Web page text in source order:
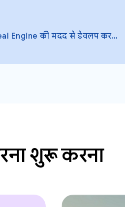
Engine की मदद से डेवलप करना
शुरू करना